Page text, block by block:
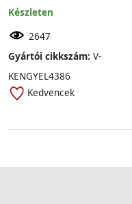
Készleten
2647
Gyártói cikkszám: V-
KENGYEL4386
Kedvencek